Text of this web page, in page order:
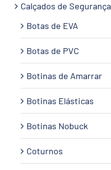
Calçados de Segurança
Botas de EVA
Botas de PVC
Botinas de Amarrar
Botinas Elásticas
Botinas Nobuck
Coturnos